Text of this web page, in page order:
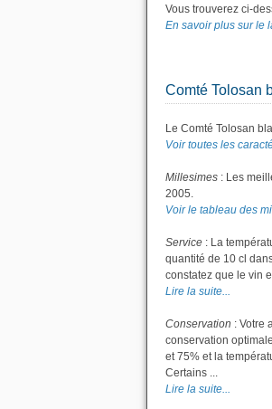
Vous trouverez ci-
En savoir plus sur le
Comté Tolosan
Le Comté Tolosan
Voir toutes les
Millesimes : Les
2005.
Voir le tableau des
Service : La
quantité de 10 cl
constatez que le vin
Lire la suite...
Conservation : Votre
conservation
et 75% et la
Certains ...
Lire la suite...